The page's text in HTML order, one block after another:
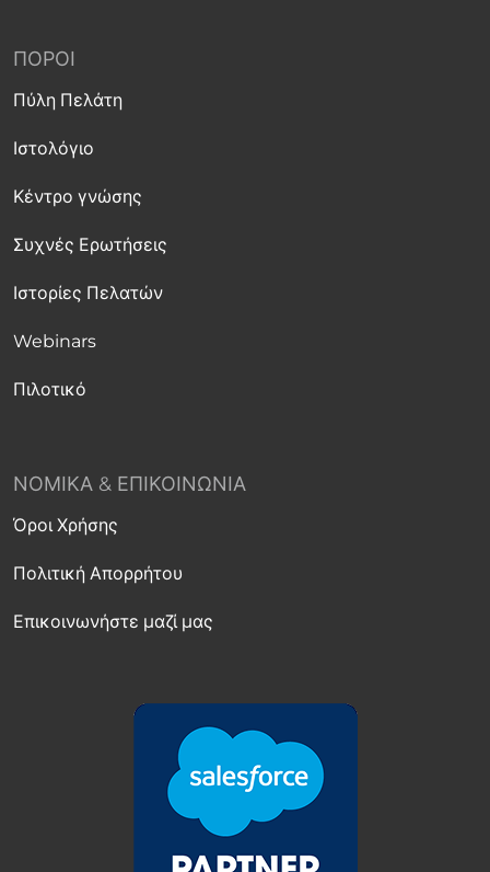
ΠΌΡΟΙ
Πύλη Πελάτη
Ιστολόγιο
Κέντρο γνώσης
Συχνές Ερωτήσεις
Ιστορίες Πελατών
Webinars
Πιλοτικό
ΝΟΜΙΚΆ & ΕΠΙΚΟΙΝΩΝΊΑ
Όροι Χρήσης
Πολιτική Απορρήτου
Επικοινωνήστε μαζί μας